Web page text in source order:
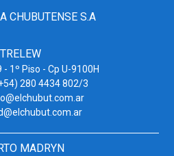
CHUBUTENSE S.A
TRELEW
1º Piso - Cp U-9100H
280 4434 802/3
MADRYN